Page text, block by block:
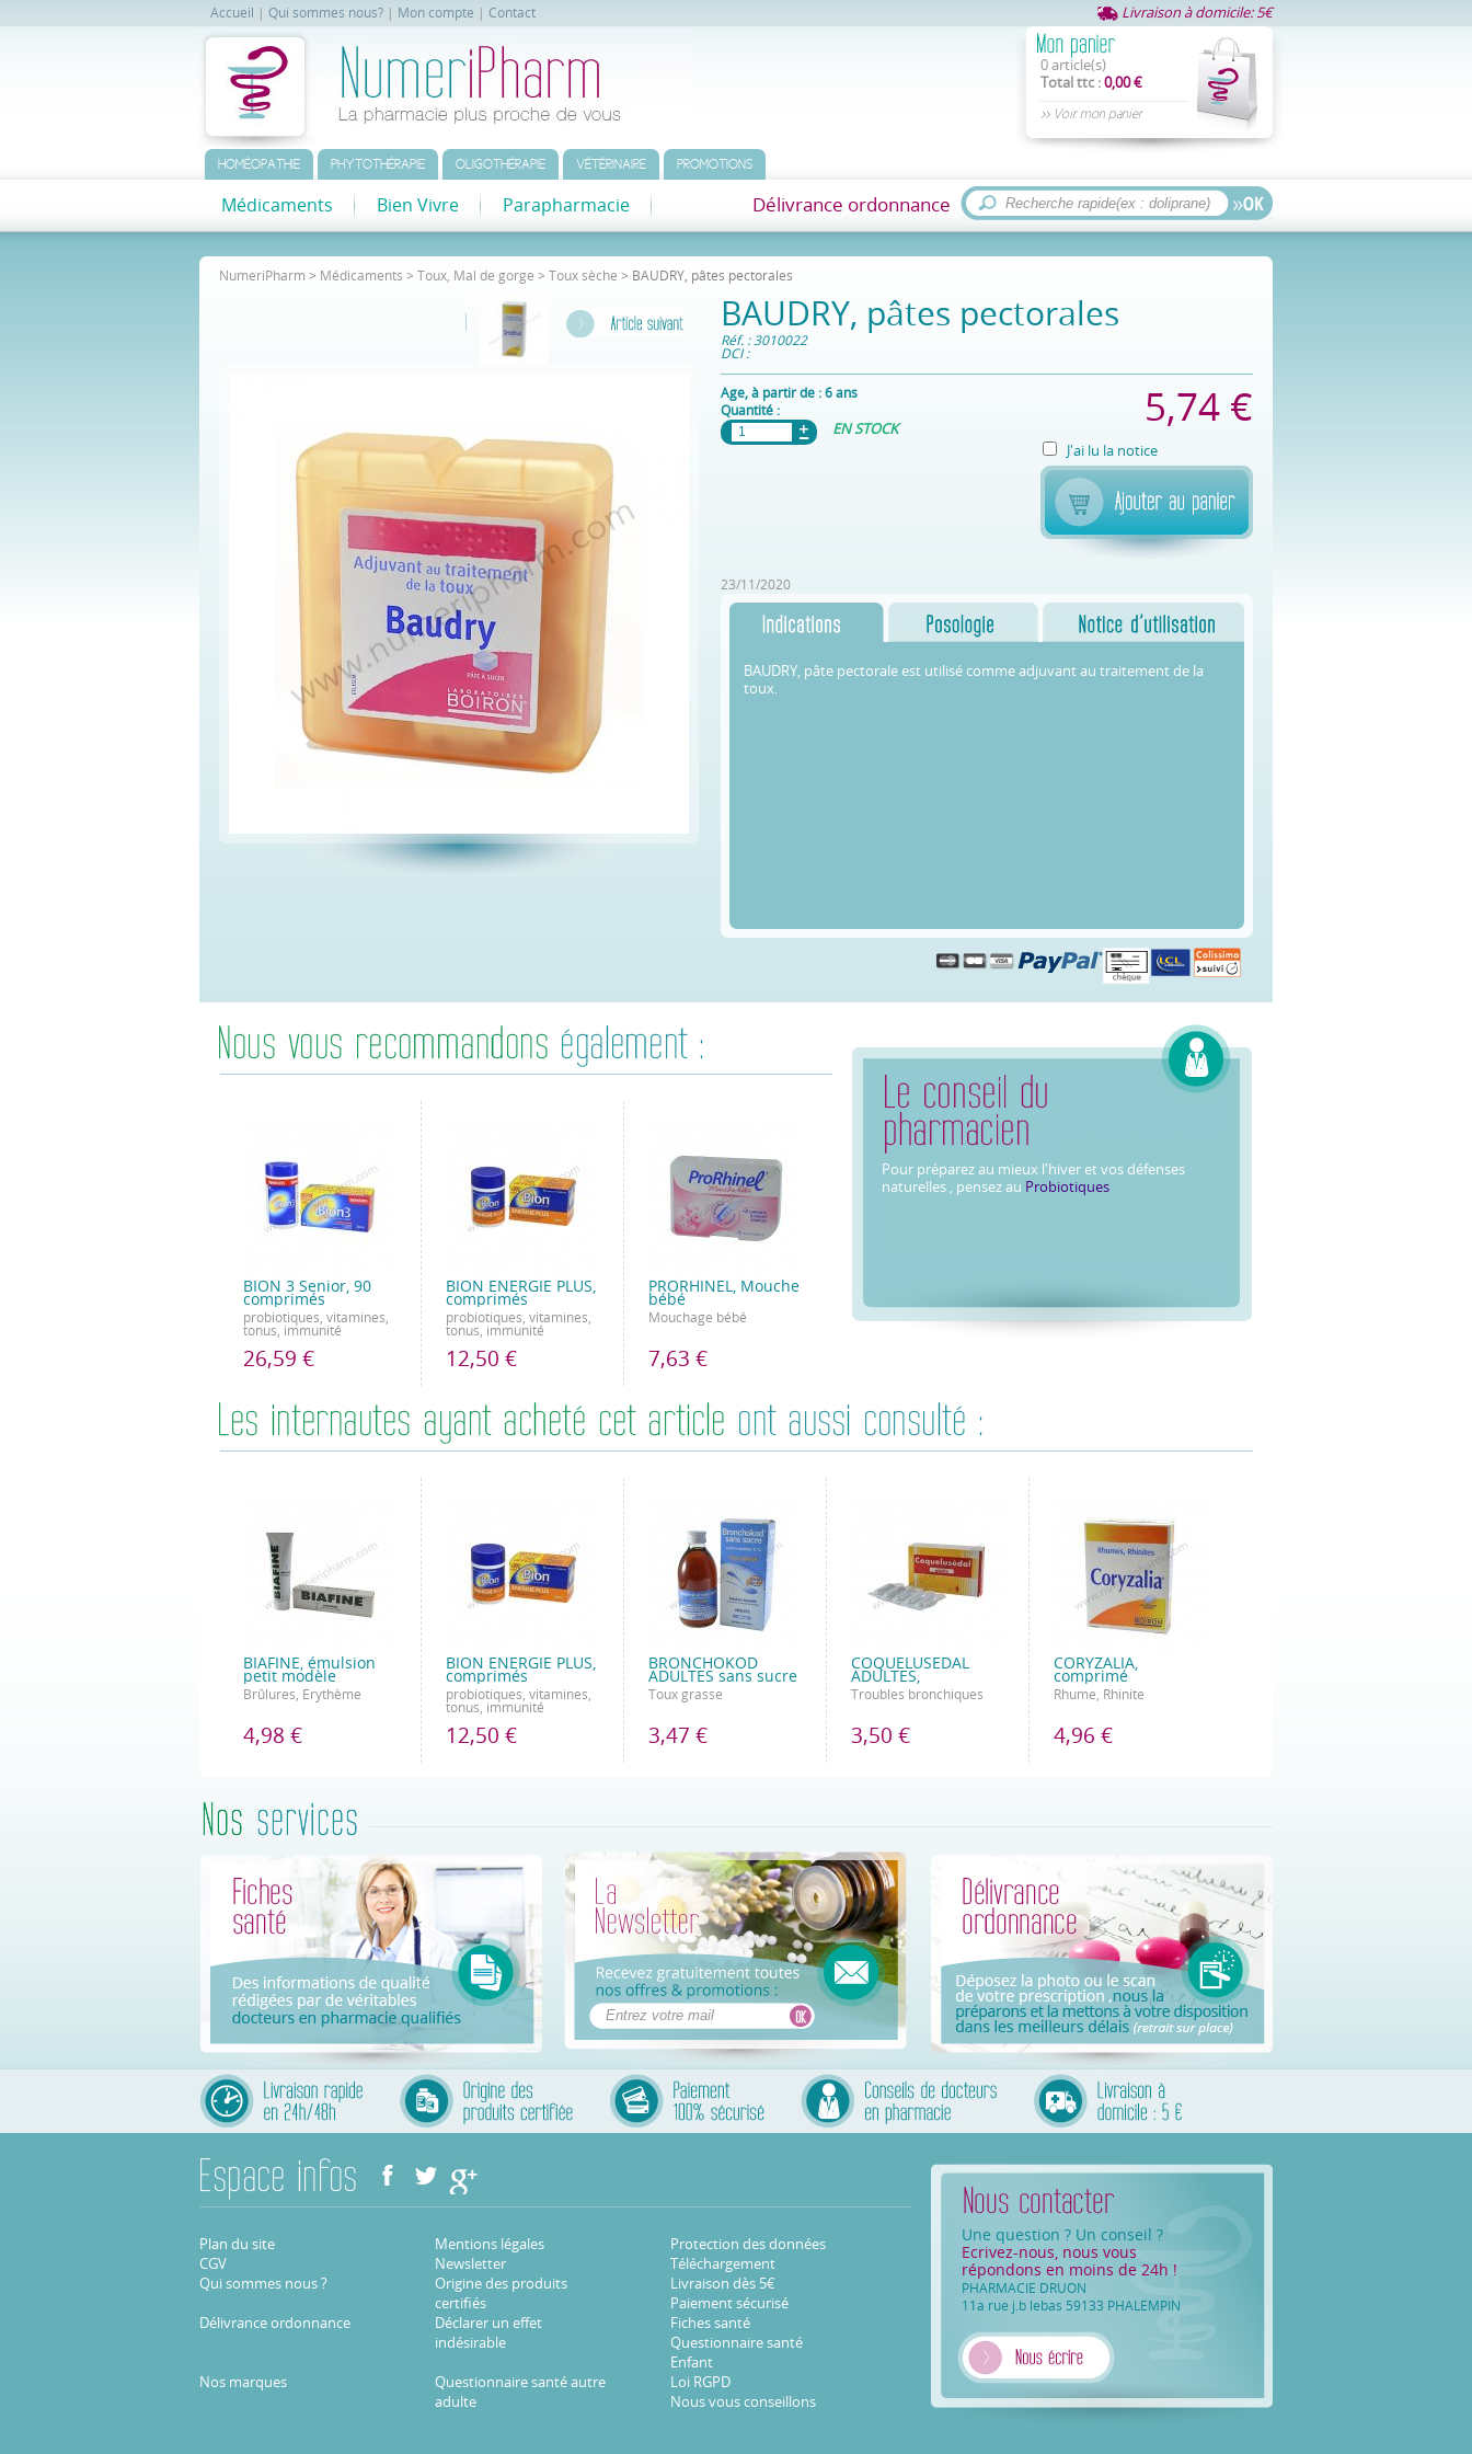
Accueil Qui sommes nous? Mon compte Contact Livraison à domicile: 5€
0 article(s)
Total ttc : 0,00 €
>> Voir mon panier
HOMÉOPATHIE PHYTOTHÉRAPIE OLIGOTHÉRAPIE VÉTÉRINAIRE PROMOTIONS
Médicaments Bien Vivre Parapharmacie Délivrance ordonnance
NumeriPharm > Médicaments > Toux, Mal de gorge > Toux sèche > BAUDRY, pâtes pectorales
BAUDRY, pâtes pectorales
Réf. : 3010022
DCI :
Age, à partir de : 6 ans
Quantité :
EN STOCK 5,74 €
J'ai lu la notice
23/11/2020
BAUDRY, pâte pectorale est utilisé comme adjuvant au traitement de la
toux.
BION 3 Senior, 90
comprimés
probiotiques, vitamines,
tonus, immunité
26,59 €
BION ENERGIE PLUS,
comprimés
probiotiques, vitamines,
tonus, immunité
12,50 €
PRORHINEL, Mouche
bébé
Mouchage bébé
7,63 €
Pour préparez au mieux l'hiver et vos défenses
naturelles , pensez au Probiotiques
BIAFINE, émulsion
petit modèle
Brûlures, Erythème
4,98 €
BION ENERGIE PLUS,
comprimés
probiotiques, vitamines,
tonus, immunité
12,50 €
BRONCHOKOD
ADULTES sans sucre
Toux grasse
3,47 €
COQUELUSEDAL
ADULTES,
Troubles bronchiques
3,50 €
CORYZALIA,
comprimé
Rhume, Rhinite
4,96 €
Plan du site Mentions légales
Protection des données
CGV
Newsletter
Téléchargement
Qui sommes nous ?
Origine des produits
certifiés
Livraison dès 5€
Paiement sécurisé
Délivrance ordonnance
Déclarer un effet
indésirable
Fiches santé
Questionnaire santé
Enfant
Nos marques
Questionnaire santé autre
adulte
Loi RGPD
Nous vous conseillons
Une question ? Un conseil ?
Ecrivez-nous, nous vous
répondons en moins de 24h !
PHARMACIE DRUON
11a rue j.b lebas 59133 PHALEMPIN